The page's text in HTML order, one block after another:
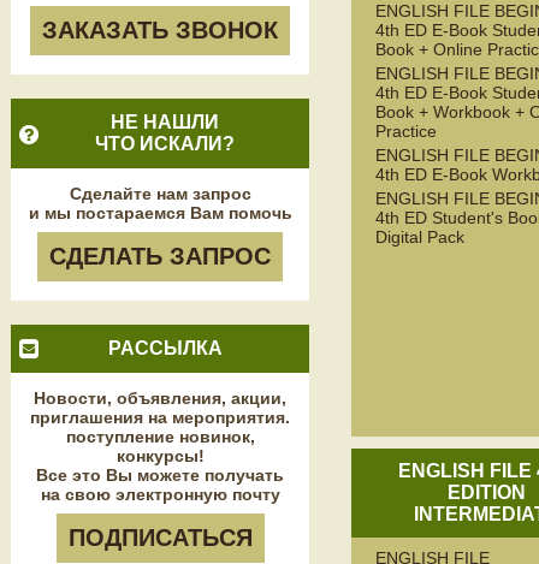
ЗАКАЗАТЬ ЗВОНОК
НЕ НАШЛИ
ЧТО ИСКАЛИ?
Сделайте нам запрос
и мы постараемся Вам помочь
СДЕЛАТЬ ЗАПРОС
РАССЫЛКА
Новости, объявления, акции,
приглашения на мероприятия.
поступление новинок,
конкурсы!
Все это Вы можете получать
на свою электронную почту
ПОДПИСАТЬСЯ
ENGLISH FILE
4th ED E-Book
Book + Online
ENGLISH FILE
4th ED E-Book
Book + Workbook +
Practice
ENGLISH FILE
4th ED E-Book
ENGLISH FILE
4th ED Student's
Digital Pack
ENGLISH FILE
EDITION
ENGLISH FILE